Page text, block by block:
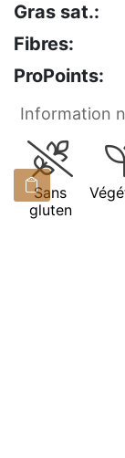
Gras sat.:
Fibres:
ProPoints:
Information
Sans
gluten